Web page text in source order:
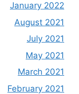
January 2022
August 2021
July 2021
May 2021
March 2021
February 2021